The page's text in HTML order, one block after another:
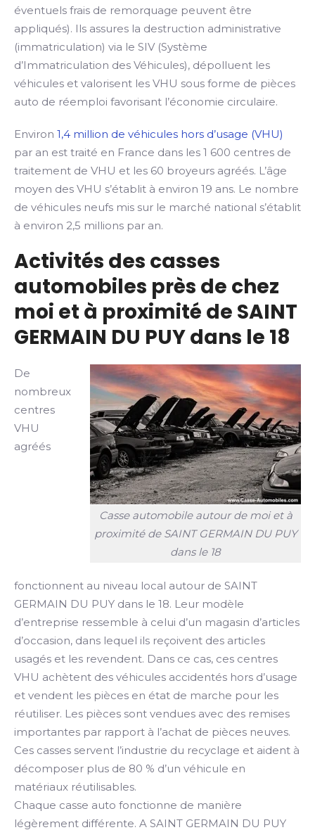
éventuels frais de remorquage peuvent être
appliqués). Ils assures la destruction administrative
(immatriculation) via le SIV (Système
d’Immatriculation des Véhicules), dépolluent les
véhicules et valorisent les VHU sous forme de pièces
auto de réemploi favorisant l’économie circulaire.
Environ 1,4 million de véhicules hors d’usage (VHU)
par an est traité en France dans les 1 600 centres de
traitement de VHU et les 60 broyeurs agréés. L’âge
moyen des VHU s’établit à environ 19 ans. Le nombre
de véhicules neufs mis sur le marché national s’établit
à environ 2,5 millions par an.
Activités des casses
automobiles près de chez
moi et à proximité de SAINT
GERMAIN DU PUY dans le 18
Casse automobile autour de moi et à
proximité de SAINT GERMAIN DU PUY
dans le 18
De
nombreux
centres
VHU
agréés
fonctionnent au niveau local autour de SAINT
GERMAIN DU PUY dans le 18. Leur modèle
d’entreprise ressemble à celui d’un magasin d’articles
d’occasion, dans lequel ils reçoivent des articles
usagés et les revendent. Dans ce cas, ces centres
VHU achètent des véhicules accidentés hors d’usage
et vendent les pièces en état de marche pour les
réutiliser. Les pièces sont vendues avec des remises
importantes par rapport à l’achat de pièces neuves.
Ces casses servent l’industrie du recyclage et aident à
décomposer plus de 80 % d’un véhicule en
matériaux réutilisables.
Chaque casse auto fonctionne de manière
légèrement différente. A SAINT GERMAIN DU PUY